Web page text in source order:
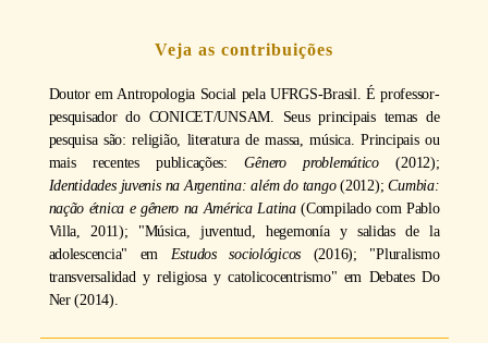
Veja as contribuições
Doutor em Antropologia Social pela UFRGS-Brasil. É professor-
pesquisador do CONICET/UNSAM. Seus principais temas de
pesquisa são: religião, literatura de massa, música. Principais ou
mais recentes publicações:Gênero problemático(2012);
Identidades juvenis na Argentina: além do tango(2012);Cumbia:
nação étnica e gênero na América Latina(Compilado com Pablo
Villa, 2011); "Música, juventud, hegemonía y salidas de la
adolescencia" em Estudos sociológicos (2016); "Pluralismo
transversalidad y religiosa y catolicocentrismo" em Debates Do
Ner (2014).